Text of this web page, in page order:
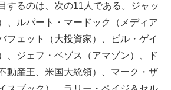
するのは、次の11人である。ジャッ
、ルパート・マードック（メディア
フェット（大投資家）、ビル・ゲイ
、ジェフ・ベゾス（アマゾン）、ド
動産王、米国大統領）、マーク・ザ